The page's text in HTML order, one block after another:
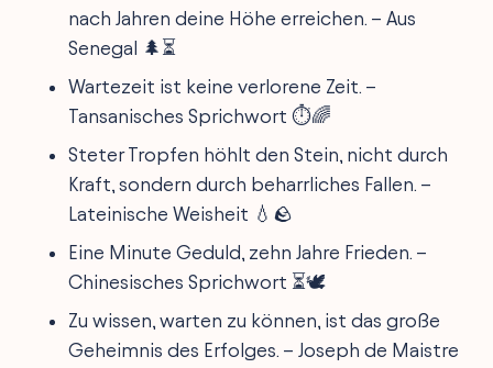
nach Jahren deine Höhe erreichen. – Aus
Senegal 🌲⏳
Wartezeit ist keine verlorene Zeit. –
Tansanisches Sprichwort ⏱️🌈
Steter Tropfen höhlt den Stein, nicht durch
Kraft, sondern durch beharrliches Fallen. –
Lateinische Weisheit 💧🪨
Eine Minute Geduld, zehn Jahre Frieden. –
Chinesisches Sprichwort ⏳🕊️
Zu wissen, warten zu können, ist das große
Geheimnis des Erfolges. – Joseph de Maistre